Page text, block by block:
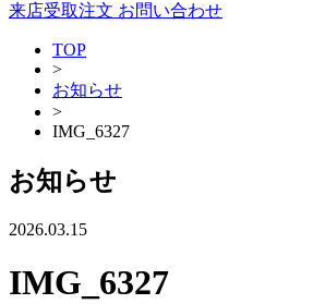
来店受取注文 お問い合わせ
TOP
>
お知らせ
>
IMG_6327
お知らせ
2026.03.15
IMG_6327